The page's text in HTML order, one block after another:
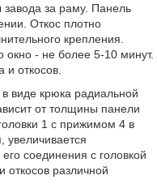
завода за раму. Панель
Откос плотно
крепления.
окно - не более 5-10 минут.
и откосов.
виде крюка радиальной
от толщины панели
1 с прижимом 4 в
увеличивается
соединения с головкой
откосов различной